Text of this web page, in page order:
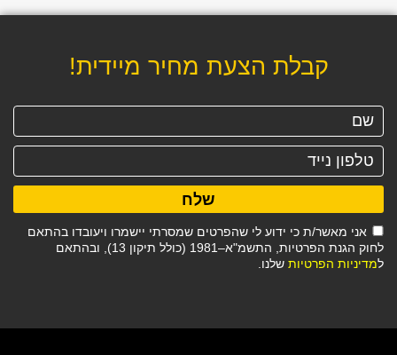
קבלת הצעת מחיר מיידית!
אני מאשר/ת כי ידוע לי שהפרטים שמסרתי יישמרו ויעובדו בהתאם
לחוק הגנת הפרטיות, התשמ"א–1981 (כולל תיקון 13), ובהתאם
למדיניות הפרטיות שלנו.
שלח